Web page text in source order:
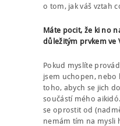
o tom, jak váš vztah
Máte pocit, že ki no
důležitým prvkem ve
Pokud myslíte
jsem uchopen, nebo
toho, abych se jich
součástí mého
se oprostit od
nemám tím na mysli